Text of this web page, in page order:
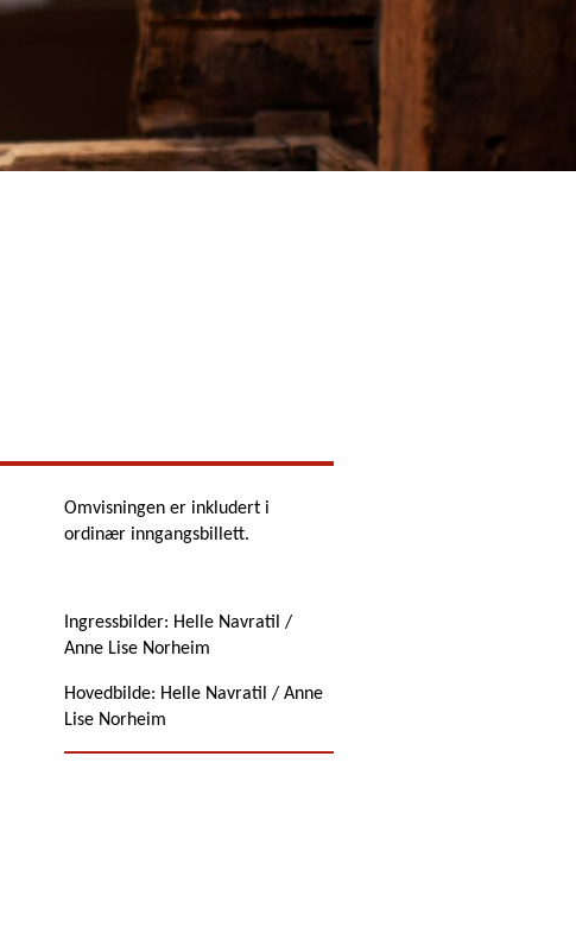
Omvisningen er inkludert i
ordinær inngangsbillett.
Ingressbilder: Helle Navratil /
Anne Lise Norheim
Hovedbilde: Helle Navratil / Anne
Lise Norheim